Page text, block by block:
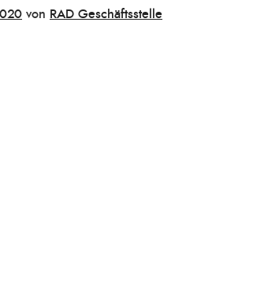
von RAD Geschäftsstelle